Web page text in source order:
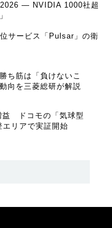
― NVIDIA 1000社超
サービス「Pulsar」の衛
ち筋は「負けないこ
向を三菱総研が解説
益 ドコモの「気球型
リアで実証開始